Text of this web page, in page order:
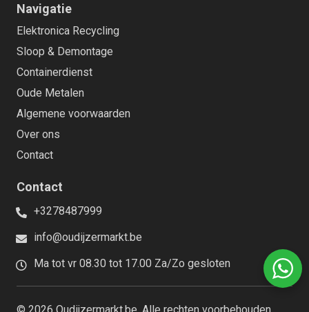
Navigatie
Elektronica Recycling
Sloop & Demontage
Containerdienst
Oude Metalen
Algemene voorwaarden
Over ons
Contact
Contact
+3278487999
info@oudijzermarkt.be
Ma tot vr 08.30 tot 17.00 Za/Zo gesloten